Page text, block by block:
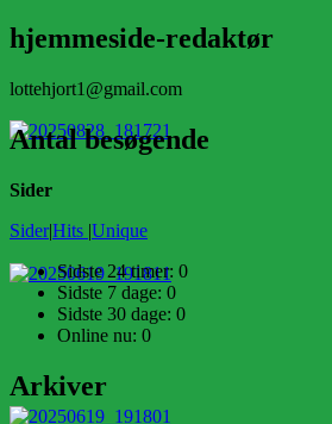
hjemmeside-redaktør
lottehjort1@gmail.com
Antal besøgende
Sider
Sider|Hits |Unique
Sidste 24 timer: 0
Sidste 7 dage: 0
Sidste 30 dage: 0
Online nu: 0
Arkiver